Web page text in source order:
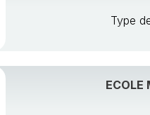
Type
ECOLE